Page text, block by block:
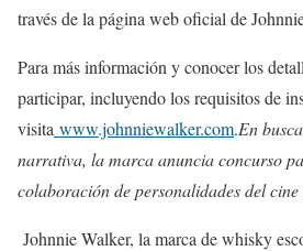
través de la página web oficial de
Para más información y conocer los
participar, incluyendo los requisitos de
visita www.johnniewalker.com.En
narrativa, la marca anuncia concurso
colaboración de personalidades del
Johnnie Walker, la marca de whisky